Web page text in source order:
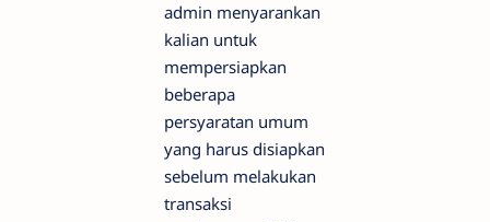
admin menyarankan
kalian untuk
mempersiapkan
beberapa
persyaratan umum
yang harus disiapkan
sebelum melakukan
transaksi